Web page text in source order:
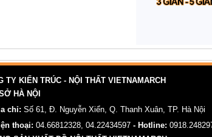
TY KIẾN TRÚC - NỘI THẤT VIETNAMARCH
HÀ NỘI
chỉ: Số 61, Đ. Nguyễn Xiển, Q. Thanh Xuân, TP. Hà Nội
thoại: 04.66812328, 04.22434597 - Hotline: